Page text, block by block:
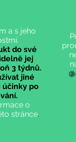
a s jeho
do své
jej
3 týdnů.
jiné
účinky po
o
stránce.